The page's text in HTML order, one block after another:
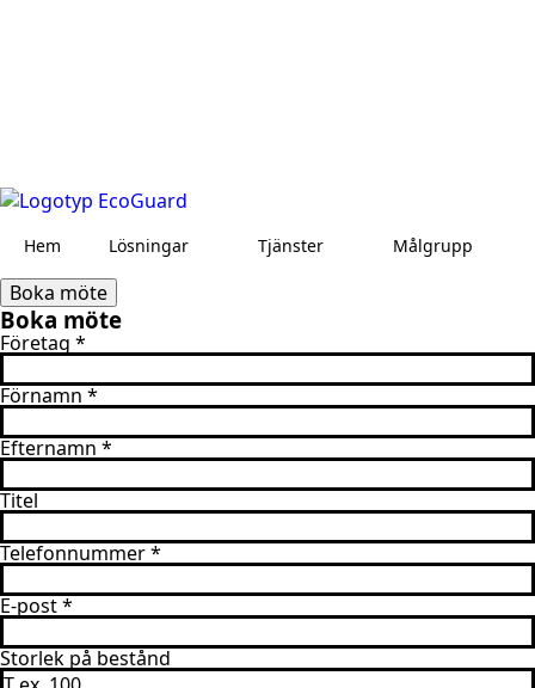
Hem Lösningar Tjänster Målgrupp
Boka möte
Boka möte
Företag *
Förnamn *
Efternamn *
Titel
Telefonnummer*
E-post*
Storlek på bestånd